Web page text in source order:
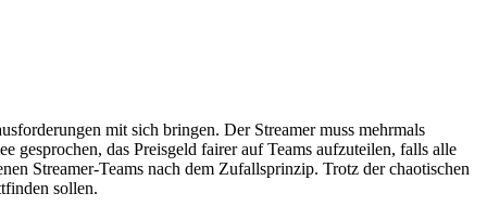
mit sich bringen. Der Streamer muss mehrmals
gesprochen, das Preisgeld fairer auf Teams aufzuteilen, falls alle
Streamer-Teams nach dem Zufallsprinzip. Trotz der chaotischen
sollen.